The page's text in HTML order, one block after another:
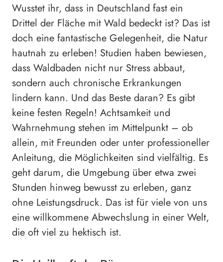
Wusstet ihr, dass in Deutschland fast ein
Drittel der Fläche mit Wald bedeckt ist? Das ist
doch eine fantastische Gelegenheit, die Natur
hautnah zu erleben! Studien haben bewiesen,
dass Waldbaden nicht nur Stress abbaut,
sondern auch chronische Erkrankungen
lindern kann. Und das Beste daran? Es gibt
keine festen Regeln! Achtsamkeit und
Wahrnehmung stehen im Mittelpunkt – ob
allein, mit Freunden oder unter professioneller
Anleitung, die Möglichkeiten sind vielfältig. Es
geht darum, die Umgebung über etwa zwei
Stunden hinweg bewusst zu erleben, ganz
ohne Leistungsdruck. Das ist für viele von uns
eine willkommene Abwechslung in einer Welt,
die oft viel zu hektisch ist.